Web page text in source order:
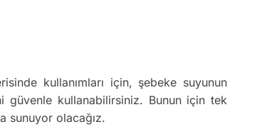
kullanımları için, şebeke suyunun
güvenle kullanabilirsiniz. Bunun için tek
sunuyor olacağız.